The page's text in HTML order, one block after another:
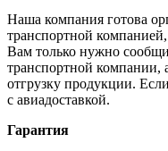
Наша компания готова
транспортной
Вам только нужно
транспортной компании,
отгрузку продукции.
с авиадоставкой.
Гарантия